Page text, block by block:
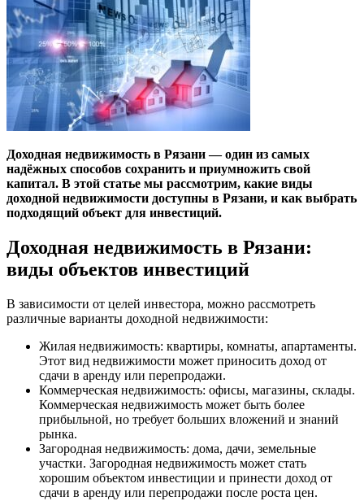
Доходная недвижимость в Рязани — один из самых
надёжных способов сохранить и приумножить свой
капитал. В этой статье мы рассмотрим, какие виды
доходной недвижимости доступны в Рязани, и как выбрать
подходящий объект для инвестиций.
Доходная недвижимость в Рязани:
виды объектов инвестиций
В зависимости от целей инвестора, можно рассмотреть
различные варианты доходной недвижимости:
Жилая недвижимость: квартиры, комнаты, апартаменты.
Этот вид недвижимости может приносить доход от
сдачи в аренду или перепродажи.
Коммерческая недвижимость: офисы, магазины, склады.
Коммерческая недвижимость может быть более
прибыльной, но требует больших вложений и знаний
рынка.
Загородная недвижимость: дома, дачи, земельные
участки. Загородная недвижимость может стать
хорошим объектом инвестиции и принести доход от
сдачи в аренду или перепродажи после роста цен.